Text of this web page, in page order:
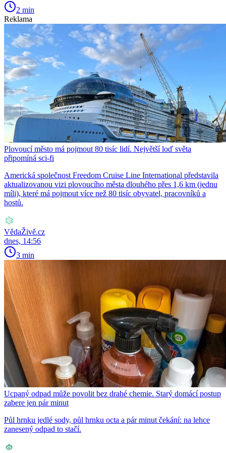
2 min
Reklama
Plovoucí město má pojmout 80 tisíc lidí. Největší loď světa
připomíná sci-fi
Americká společnost Freedom Cruise Line International představila
aktualizovanou vizi plovoucího města dlouhého přes 1,6 km (jednu
míli), které má pojmout více než 80 tisíc obyvatel, pracovníků a
hostů.
VědaŽivě.cz
dnes, 14:56
3 min
Ucpaný odpad může povolit bez drahé chemie. Starý domácí postup
zabere jen pár minut
Půl hrnku jedlé sody, půl hrnku octa a pár minut čekání: na lehce
zanesený odpad to stačí.